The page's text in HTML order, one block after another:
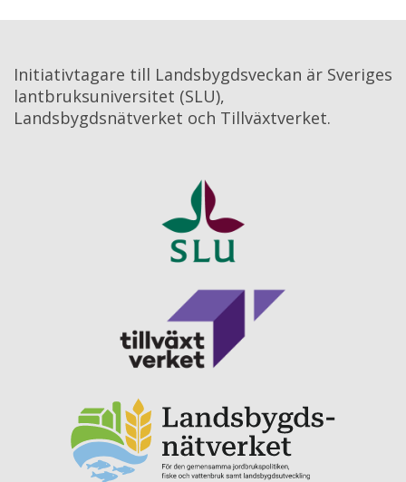
Initiativtagare till Landsbygdsveckan är Sveriges
lantbruksuniversitet (SLU),
Landsbygdsnätverket och Tillväxtverket.